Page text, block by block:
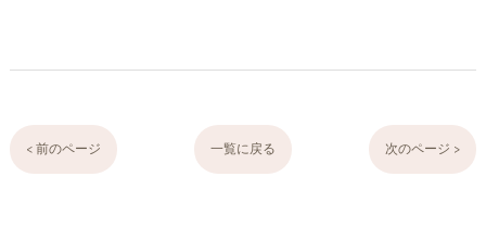
< 前のページ 一覧に戻る 次のページ >